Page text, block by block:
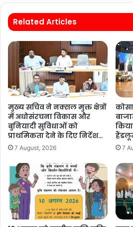
Related Articles
मुख्य सचिव ने नक्सल मुक्त क्षेत्रों
में अधोसंरचना विकास और
बुनियादी सुविधाओं को
प्राथमिकता देने के दिए निर्देश…
7 August, 2026 7